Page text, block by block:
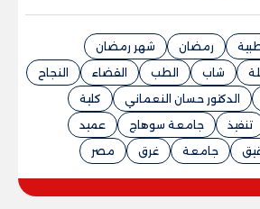
رمضان
شهر رمضان
شاب الطب القضاء
النجاح
الدكتور حسان النعماني
كلية
تنفيذ جامعة سوهاج
عميد
جامعة غرق مصر